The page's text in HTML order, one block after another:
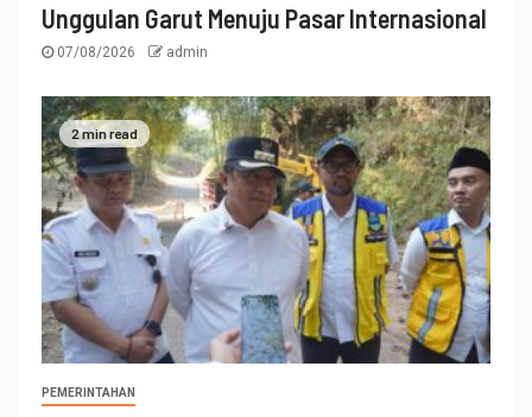
Unggulan Garut Menuju Pasar Internasional
07/08/2026 admin
2 min read
PEMERINTAHAN